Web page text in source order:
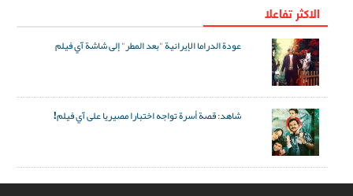
الاکثر تفاعلا
عودة الدراما الإيرانية "بعد المطر" إلى شاشة آي فيلم
شاهد: قصة أسرة تواجه اختبارا مصيريا على آي فيلم!